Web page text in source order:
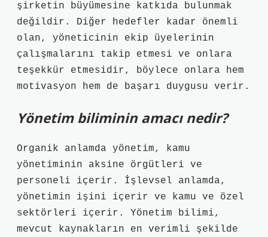
şirketin büyümesine katkıda bulunmak
değildir. Diğer hedefler kadar önemli
olan, yöneticinin ekip üyelerinin
çalışmalarını takip etmesi ve onlara
teşekkür etmesidir, böylece onlara hem
motivasyon hem de başarı duygusu verir.
Yönetim biliminin amacı nedir?
Organik anlamda yönetim, kamu
yönetiminin aksine örgütleri ve
personeli içerir. İşlevsel anlamda,
yönetimin işini içerir ve kamu ve özel
sektörleri içerir. Yönetim bilimi,
mevcut kaynakların en verimli şekilde